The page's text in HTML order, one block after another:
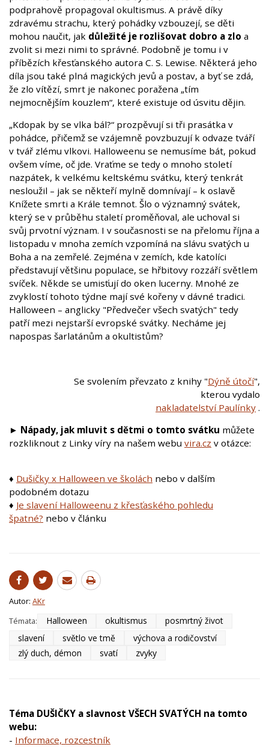
podprahově propagoval okultismus. A právě díky
zdravému strachu, který pohádky vzbouzejí, se děti
mohou naučit, jak důležité je rozlišovat dobro a zlo a
zvolit si mezi nimi to správné. Podobně je tomu i v
příbězích křesťanského autora C. S. Lewise. Některá jeho
díla jsou také plná magických jevů a postav, a byť se zdá,
že zlo vítězí, smrt je nakonec poražena „tím
nejmocnějším kouzlem“, které existuje od úsvitu dějin.
„Kdopak by se vlka bál?“ prozpěvují si tři prasátka v
pohádce, přičemž se vzájemně povzbuzují k odvaze tváří
v tvář zlému vlkovi. Halloweenu se nemusíme bát, pokud
ovšem víme, oč jde. Vraťme se tedy o mnoho století
nazpátek, k velkému keltskému svátku, který tenkrát
nesloužil – jak se někteří mylně domnívají – k oslavě
Knížete smrti a Krále temnot. Šlo o významný svátek,
který se v průběhu staletí proměňoval, ale uchoval si
svůj prvotní význam. I v současnosti se na přelomu října a
listopadu v mnoha zemích vzpomíná na slávu svatých u
Boha a na zemřelé. Zejména v zemích, kde katolíci
představují většinu populace, se hřbitovy rozzáří světlem
svíček. Někde se umisťují do oken lucerny. Mnohé ze
zvyklostí tohoto týdne mají své kořeny v dávné tradici.
Halloween – anglicky "Předvečer všech svatých" tedy
patří mezi nejstarší evropské svátky. Necháme jej
napospas šarlatánům a okultistům?
Se svolením převzato z knihy "Dýně útočí",
kterou vydalo
nakladatelství Paulínky .
► Nápady, jak mluvit s dětmi o tomto svátku můžete
rozkliknout z Linky víry na našem webu vira.cz v otázce:
♦ Dušičky x Halloween ve školách nebo v dalším
podobném dotazu
♦ Je slavení Halloweenu z křesťaského pohledu
špatné? nebo v článku
Autor: AKr
Témata:
Halloween okultismus
posmrtný život
slavení
světlo ve tmě
výchova a rodičovství
zlý duch, démon
svatí zvyky
Téma DUŠIČKY a slavnost VŠECH SVATÝCH na tomto
webu:
- Informace, rozcestník